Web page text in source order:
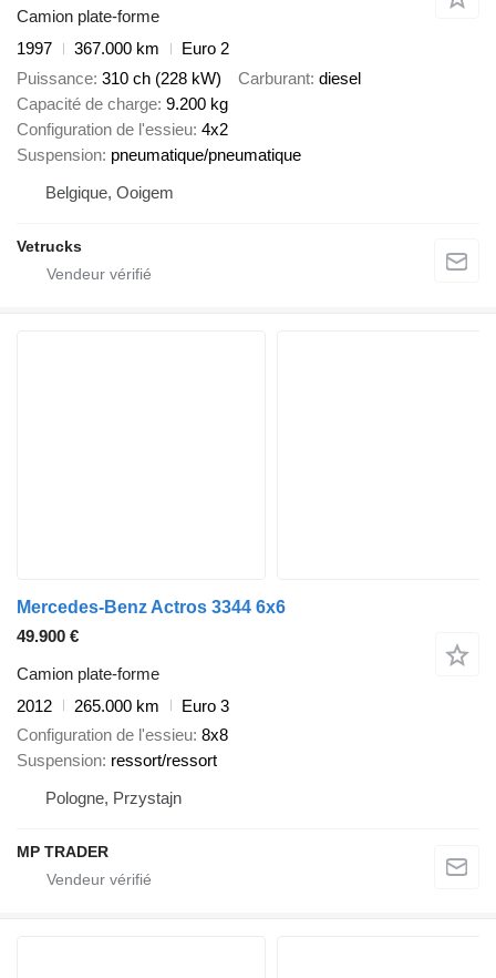
Camion plate-forme
1997
367.000 km
Euro 2
Puissance 310 ch (228 kW) Carburant diesel
Capacité de charge 9.200 kg
Configuration de l'essieu 4x2
Suspension pneumatique/pneumatique
Belgique, Ooigem
Vetrucks
Mercedes-Benz Actros 3344 6x6
49.900 €
Camion plate-forme
2012
265.000 km
Euro 3
Configuration de l'essieu 8x8
Suspension ressort/ressort
Pologne, Przystajn
MP TRADER